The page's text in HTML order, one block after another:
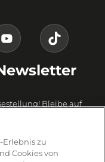
Bleibe auf
zu
Cookies von